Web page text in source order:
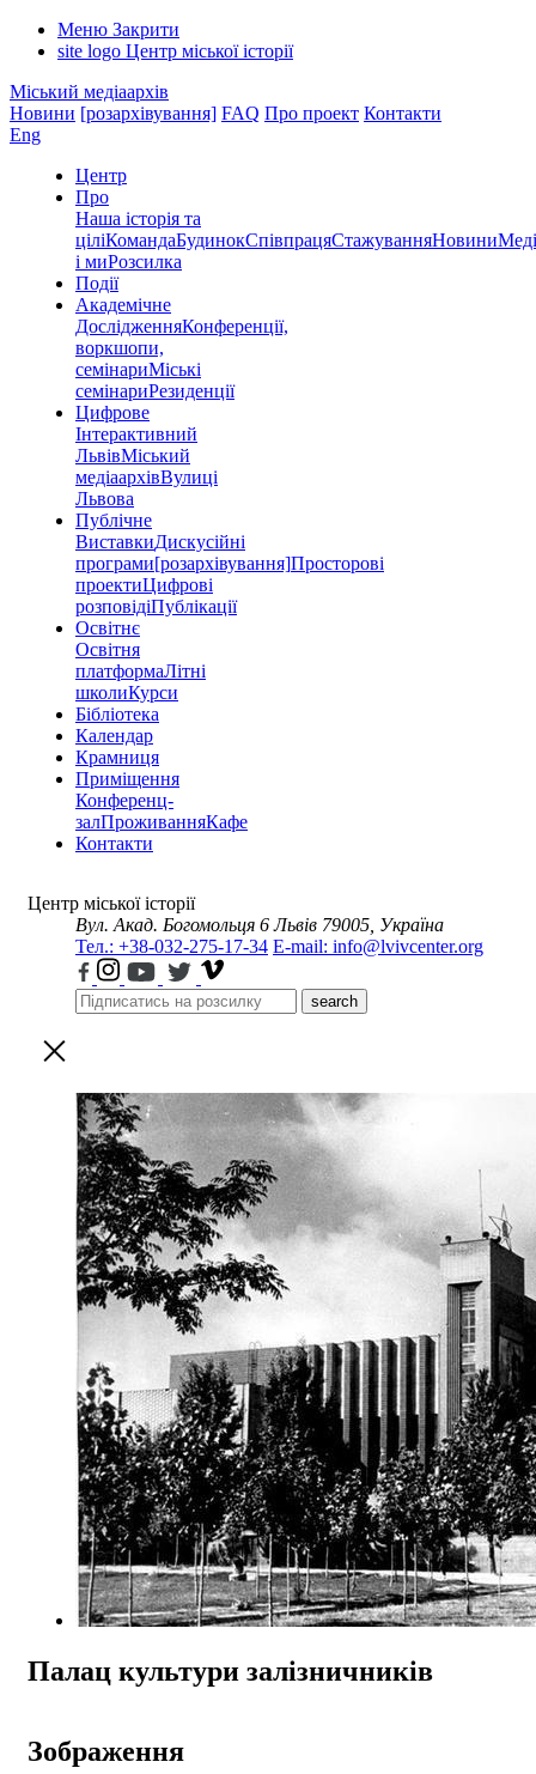
Меню Закрити
site logo Центр міської історії
Міський медіаархів
Новини [розархівування] FAQ Про проект Контакти
Eng
Центр
Про
Наша історія та
ціліКомандаБудинокСпівпрацяСтажуванняНовини
і миРозсилка
Події
Академічне
ДослідженняКонференції,
воркшопи,
семінариМіські
семінариРезиденції
Цифрове
Інтерактивний
ЛьвівМіський
медіаархівВулиці
Львова
Публічне
ВиставкиДискусійні
програми[розархівування]Просторові
проектиЦифрові
розповідіПублікації
Освітнє
Освітня
платформаЛітні
школиКурси
Бібліотека
Календар
Крамниця
Приміщення
Конференц-
залПроживанняКафе
Контакти
Центр міської історії
Вул. Акад. Богомольця 6 Львів 79005, Україна
Тел.: +38-032-275-17-34 E-mail: info@lvivcenter.org
search
Палац культури залізничників
Зображення